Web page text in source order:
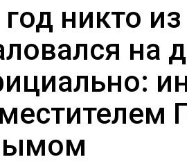
никто
на